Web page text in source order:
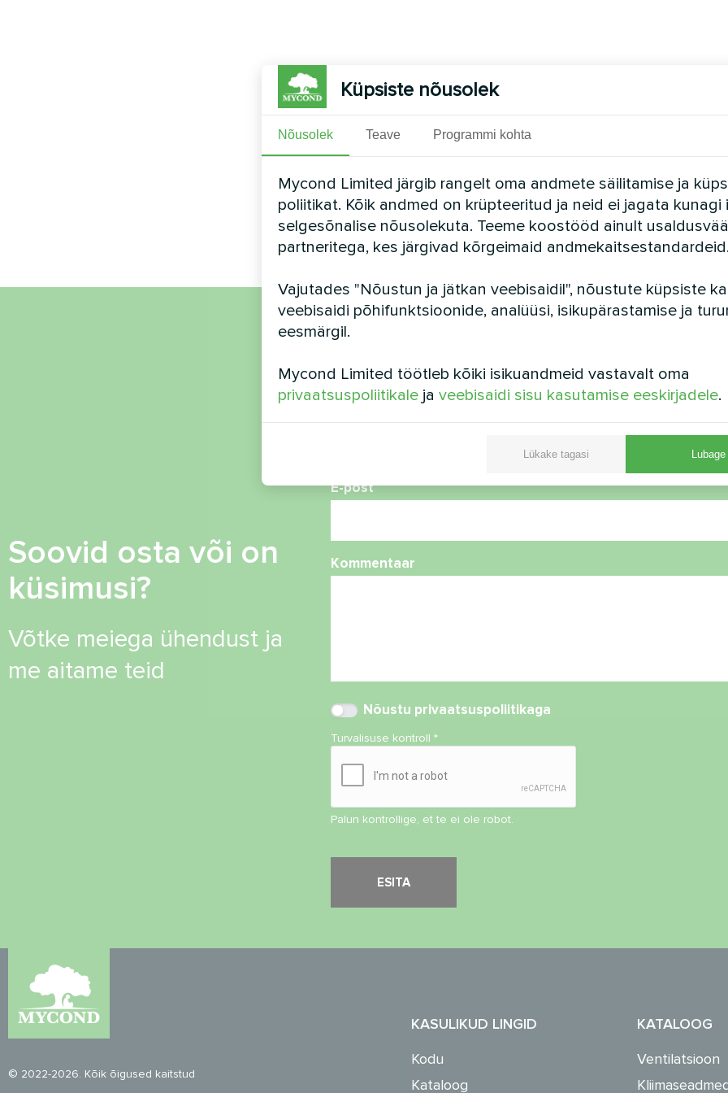
Soovid osta või on
küsimusi?
Võtke meiega ühendust ja
me aitame teid
Nimi
E-post
Kommentaar
Nõustu privaatsuspoliitikaga
Turvalisuse kontroll*
Palun kontrollige, et te ei ole robot.
© 2022-2026. Kõik õigused kaitstud
KASULIKUD LINGID
Kodu
Kataloog
KATALOOG
Ventilatsioon
Küpsiste nõusolek
Nõusolek Teave Programmi kohta
Mycond Limited järgib rangelt oma andmete säilitamise ja
poliitikat. Kõik andmed on krüpteeritud ja neid ei jagata kunagi
selgesõnalise nõusolekuta. Teeme koostööd ainult
partneritega, kes järgivad kõrgeimaid
Vajutades "Nõustun ja jätkan veebisaidil", nõustute küpsiste
veebisaidi põhifunktsioonide, analüüsi, isikupärastamise ja
eesmärgil.
Mycond Limited töötleb kõiki isikuandmeid vastavalt oma
privaatsuspoliitikale ja veebisaidi sisu kasutamise eeskirjadele.
Lükake tagasi